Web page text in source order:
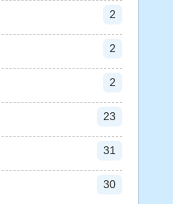
2
2
2
23
31
30